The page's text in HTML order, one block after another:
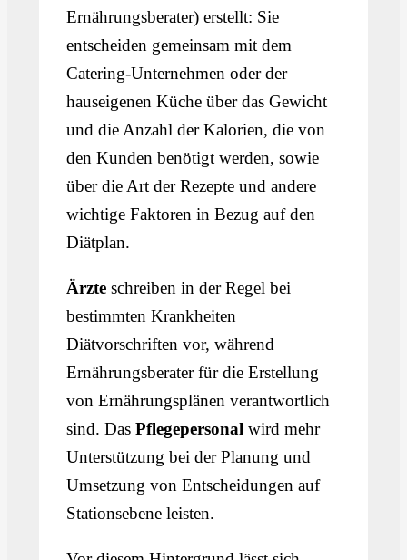
Ernährungsberater) erstellt: Sie
entscheiden gemeinsam mit dem
Catering-Unternehmen oder der
hauseigenen Küche über das Gewicht
und die Anzahl der Kalorien, die von
den Kunden benötigt werden, sowie
über die Art der Rezepte und andere
wichtige Faktoren in Bezug auf den
Diätplan.
Ärzte schreiben in der Regel bei
bestimmten Krankheiten
Diätvorschriften vor, während
Ernährungsberater für die Erstellung
von Ernährungsplänen verantwortlich
sind. DasPflegepersonal wird mehr
Unterstützung bei der Planung und
Umsetzung von Entscheidungen auf
Stationsebene leisten.